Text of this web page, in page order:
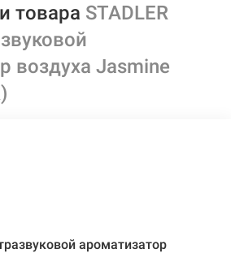
товара STADLER
воздуха Jasmine
ароматизатор